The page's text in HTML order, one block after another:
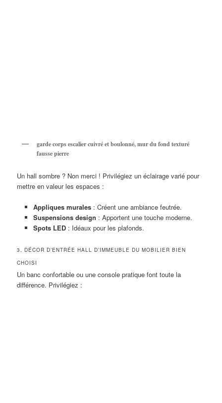
garde corps escalier cuivré et boulonné, mur du fond texturé
fausse pierre
Un hall sombre ? Non merci ! Privilégiez un éclairage varié pour
mettre en valeur les espaces :
Appliques murales: Créent une ambiance feutrée.
Suspensions design : Apportent une touche moderne.
Spots LED: Idéaux pour les plafonds.
3. DÉCOR D’ENTRÉE HALL D’IMMEUBLE DU MOBILIER BIEN
CHOISI
Un banc confortable ou une console pratique font toute la
différence. Privilégiez :